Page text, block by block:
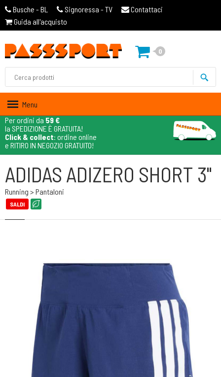
Busche - BL Signoressa - TV
Contattaci
Guida all'acquisto
0
Menu
Per ordini da 59 €
la SPEDIZIONE È GRATUITA!
Click & collect: ordine online
e RITIRO IN NEGOZIO GRATUITO!
ADIDAS ADIZERO SHORT 3"
Running > Pantaloni
SALDI